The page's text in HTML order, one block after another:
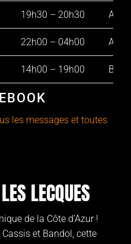
19h30 – 20h30
22h00 – 04h00
14h00 – 19h00
les messages et toutes
LECQUES
de la Côte d’Azur !
et Bandol, cette